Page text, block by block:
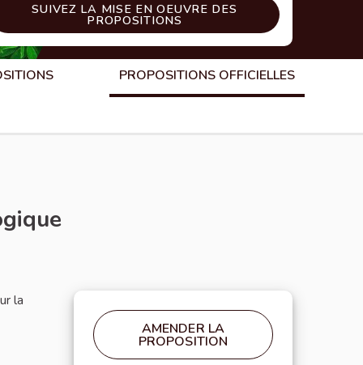
SUIVEZ LA MISE EN OEUVRE DES
PROPOSITIONS
PROPOSITIONS OFFICIELLES
la
AMENDER LA
PROPOSITION